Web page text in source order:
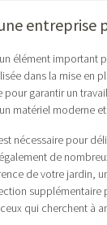
entreprise
élément important
dans la mise en
garantir un
matériel moderne
nécessaire pour
de
de votre jardin,
supplémentaire
qui cherchent à